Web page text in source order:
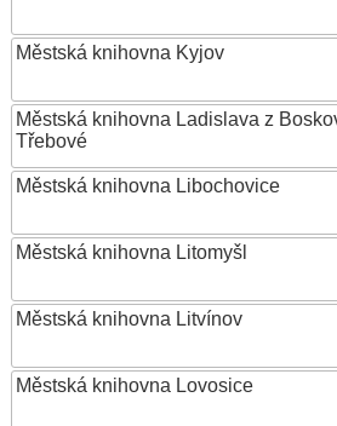
Městská knihovna Kyjov
Městská knihovna Ladislava z
Třebové
Městská knihovna Libochovice
Městská knihovna Litomyšl
Městská knihovna Litvínov
Městská knihovna Lovosice